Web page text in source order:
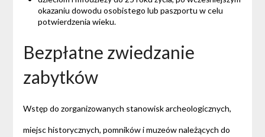
okazaniu dowodu osobistego lub paszportu w celu
potwierdzenia wieku.
Bezpłatne zwiedzanie
zabytków
Wstęp do zorganizowanych stanowisk archeologicznych,
miejsc historycznych, pomników i muzeów należących do